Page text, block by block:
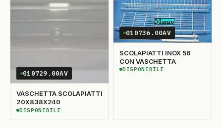
010729.00AV
VASCHETTA SCOLAPIATTI
20X838X240
DISPONIBILE
DISPONIBILE
010736.00AV
SCOLAPIATTI INOX 56
CON VASCHETTA
DISPONIBILE
DISPONIBILE